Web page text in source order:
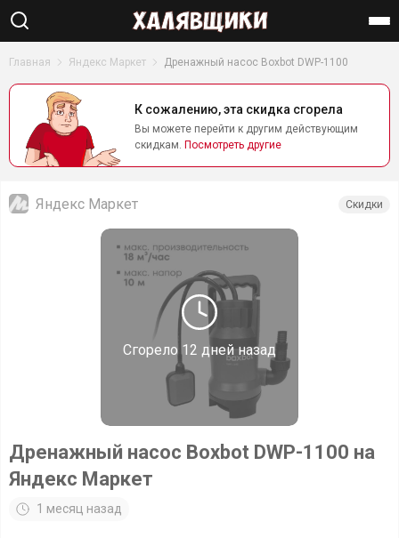
Найти
Главная Яндекс Маркет Дренажный насос Boxbot DWP-1100
К сожалению, эта скидка сгорела
Вы можете перейти к другим действующим
скидкам. Посмотреть другие
Сгорело12 дней назад
Яндекс Маркет Скидки
Дренажный насос Boxbot DWP-1100 на
Яндекс Маркет
1 месяц назад